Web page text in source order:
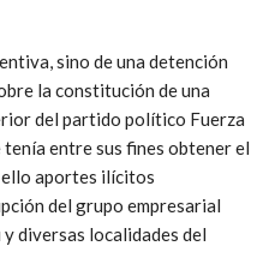
sino de una detención
la constitución de una
del partido político Fuerza
entre sus fines obtener el
aportes ilícitos
del grupo empresarial
diversas localidades del